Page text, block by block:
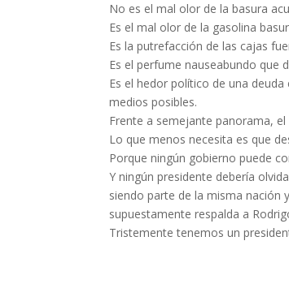
No es el mal olor de la basura
Es el mal olor de la gasolina
Es la putrefacción de las cajas
Es el perfume nauseabundo que
Es el hedor político de una
medios posibles.
Frente a semejante panorama,
Lo que menos necesita es que
Porque ningún gobierno puede
Y ningún presidente debería
siendo parte de la misma nación
supuestamente respalda a
Tristemente tenemos un